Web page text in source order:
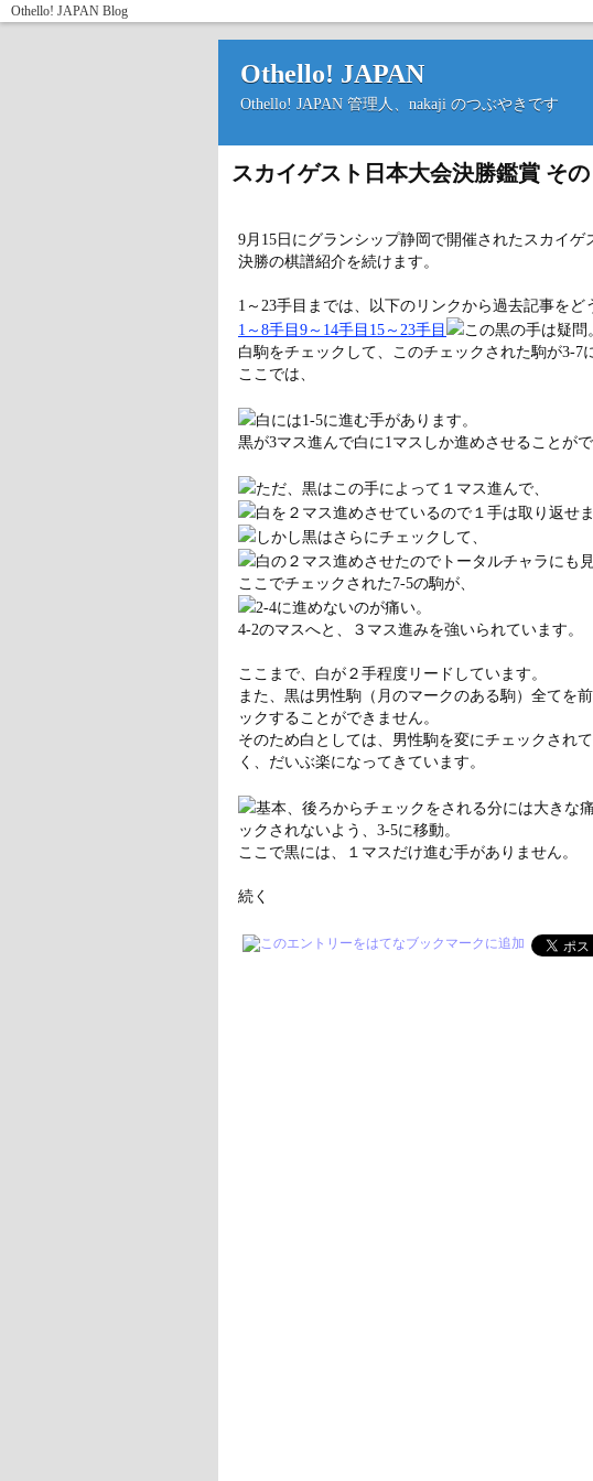
Othello! JAPAN Blog
Othello! JAPAN
Othello! JAPAN 管理人、nakaji のつぶやきです
スカイゲスト日本大会決勝鑑賞 その
9月15日にグランシップ静岡で開催されたスカイ
決勝の棋譜紹介を続けます。
1～23手目までは、以下のリンクから過去記事をど
1～8手目 9～14手目 15～23手目
この黒の手は疑問
白駒をチェックして、このチェックされた駒が3-7
ここでは、
白には1-5に進む手があります。
黒が3マス進んで白に1マスしか進めさせることが
ただ、黒はこの手によって１マス進んで、
白を２マス進めさせているので１手は取り返せ
しかし黒はさらにチェックして、
白の２マス進めさせたのでトータルチャラにも
ここでチェックされた7-5の駒が、
2-4に進めないのが痛い。
4-2のマスへと、３マス進みを強いられています。
ここまで、白が２手程度リードしています。
また、黒は男性駒（月のマークのある駒）全てを
ックすることができません。
そのため白としては、男性駒を変にチェックされ
く、だいぶ楽になってきています。
基本、後ろからチェックをされる分には大きな
ックされないよう、3-5に移動。
ここで黒には、１マスだけ進む手がありません。
続く